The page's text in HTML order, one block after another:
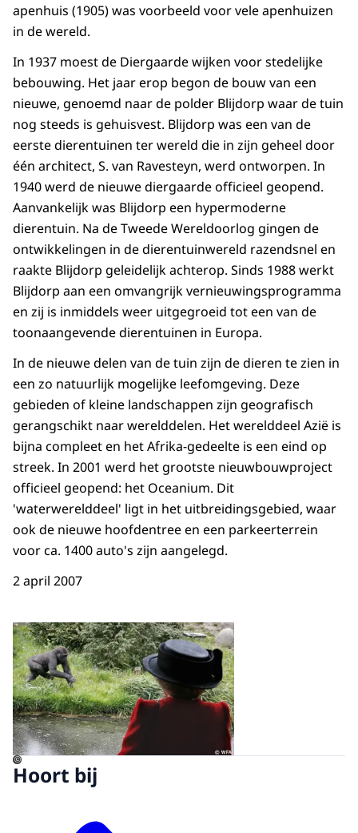
apenhuis (1905) was voorbeeld voor vele apenhuizen
in de wereld.
In 1937 moest de Diergaarde wijken voor stedelijke
bebouwing. Het jaar erop begon de bouw van een
nieuwe, genoemd naar de polder Blijdorp waar de tuin
nog steeds is gehuisvest. Blijdorp was een van de
eerste dierentuinen ter wereld die in zijn geheel door
één architect, S. van Ravesteyn, werd ontworpen. In
1940 werd de nieuwe diergaarde officieel geopend.
Aanvankelijk was Blijdorp een hypermoderne
dierentuin. Na de Tweede Wereldoorlog gingen de
ontwikkelingen in de dierentuinwereld razendsnel en
raakte Blijdorp geleidelijk achterop. Sinds 1988 werkt
Blijdorp aan een omvangrijk vernieuwingsprogramma
en zij is inmiddels weer uitgegroeid tot een van de
toonaangevende dierentuinen in Europa.
In de nieuwe delen van de tuin zijn de dieren te zien in
een zo natuurlijk mogelijke leefomgeving. Deze
gebieden of kleine landschappen zijn geografisch
gerangschikt naar werelddelen. Het werelddeel Azië is
bijna compleet en het Afrika-gedeelte is een eind op
streek. In 2001 werd het grootste nieuwbouwproject
officieel geopend: het Oceanium. Dit
'waterwerelddeel' ligt in het uitbreidingsgebied, waar
ook de nieuwe hoofdentree en een parkeerterrein
voor ca. 1400 auto's zijn aangelegd.
2 april 2007
Open de galerij in vergrote
©
Hoort bij